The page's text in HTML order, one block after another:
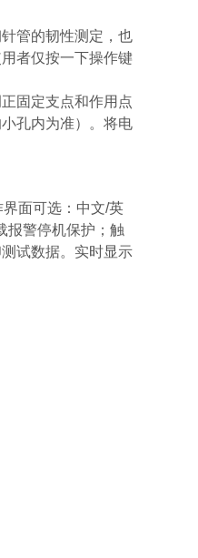
管的韧性测定，也
者仅按一下操作键
固定支点和作用点
孔内为准）。将电
面可选：中文/英
报警停机保护；触
试数据。实时显示